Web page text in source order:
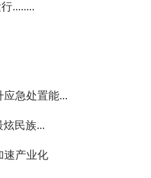
........
应急处置能...
炫民族...
速产业化